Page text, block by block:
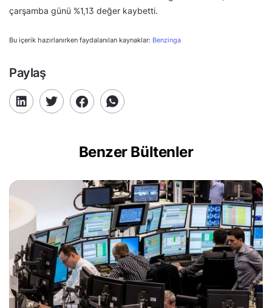
çarşamba günü %1,13 değer kaybetti.
Bu içerik hazırlanırken faydalanılan kaynaklar: Benzinga
Paylaş
Benzer Bültenler